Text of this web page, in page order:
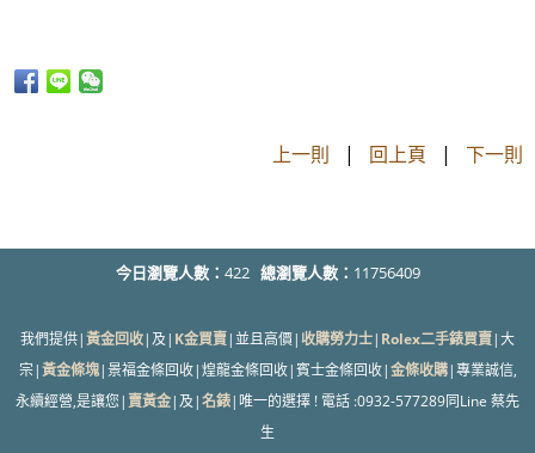
上一則 | 回上頁 | 下一則
今日瀏覽人數： 422 總瀏覽人數： 11756409
我們提供|黃金回收|及| K金買賣|並且高價|收購勞力士| Rolex二手錶買賣|大
宗|黃金條塊|景福金條回收|煌龍金條回收|賓士金條回收|金條收購|專業誠信,
永續經營,是讓您| 賣黃金|及|名錶|唯一的選擇 ! 電話 :0932-577289同Line 蔡先
生